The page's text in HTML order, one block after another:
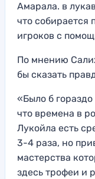
Амарала. в
что собирается
игроков с
По мнению
бы сказать
«Было б
что времена в
Лукойла есть
3-4 раза, но
мастерства
здесь трофеи и